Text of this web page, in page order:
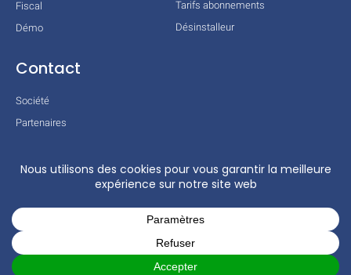
Fiscal
Démo
Tarifs abonnements
Désinstalleur
Contact
Société
Partenaires
Mentions légales
Conditions générales
Actualités
COPYRIGHT © 2026 TOUS DROITS RÉSERVÉS – COGILOG – 3 RUE DES